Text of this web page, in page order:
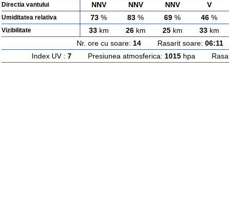
Directia vantului NNV NNV NNV V
Umiditatea relativa 73 % 83 % 69 % 46 %
Vizibilitate 33km 26km 25km 33km
Nr. ore cu soare: 14 Rasarit soare: 06:11
Index UV : 7Presiunea atmosferica: 1015hpa